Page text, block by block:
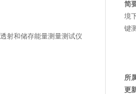
简
境
键
所
更